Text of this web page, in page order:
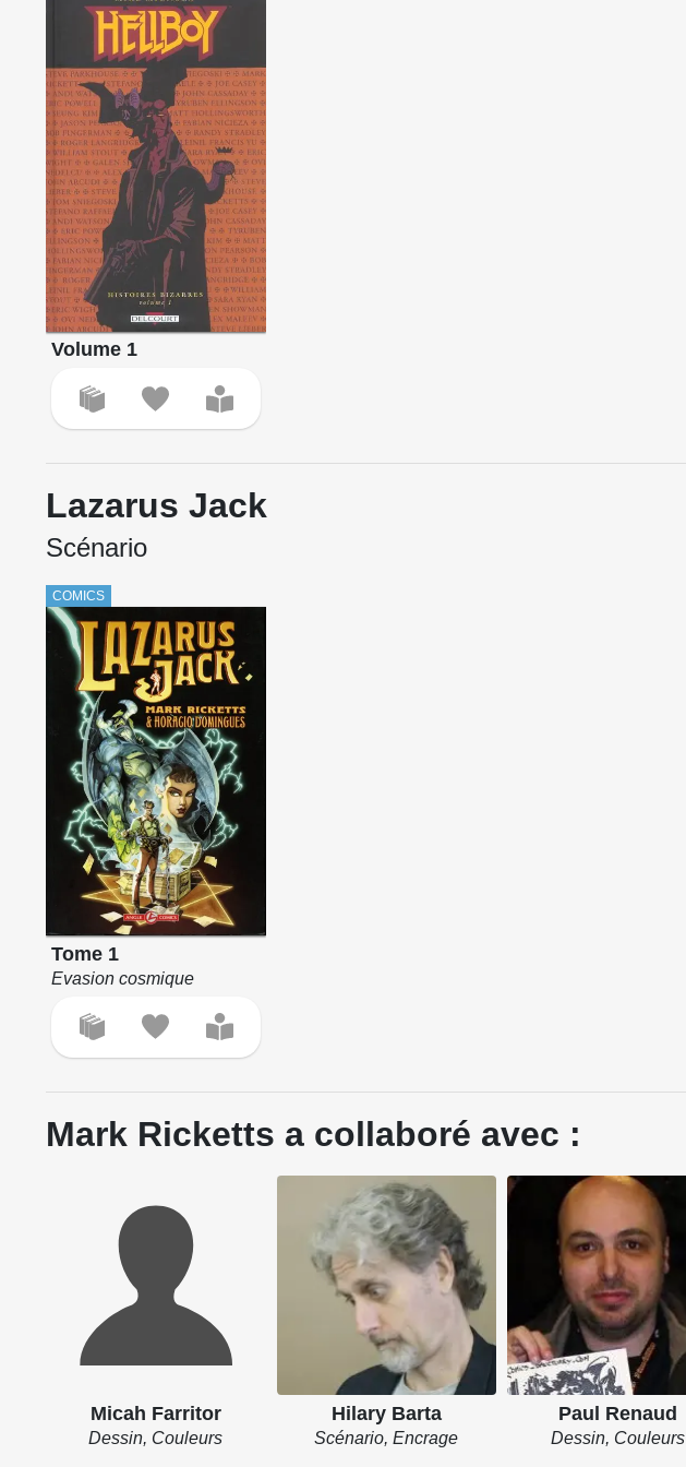
Volume 1
Lazarus Jack
Scénario
COMICS
Tome 1
Evasion cosmique
Mark Ricketts a collaboré avec :
Micah Farritor
Dessin, Couleurs
Hilary Barta
Scénario, Encrage
Paul Renaud
Dessin, Couleurs